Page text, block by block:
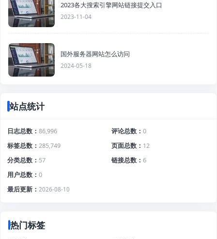
2023各大搜索引擎网站链接提交入口
2023-11-04
国外服务器网站怎么访问
2024-05-18
站点统计
日志总数 86,996 评论总数
0
标签总数
285,749 页面总数
12
分类总数
57 链接总数
6
用户总数
0
最后更新
2026-08-10
热门标签